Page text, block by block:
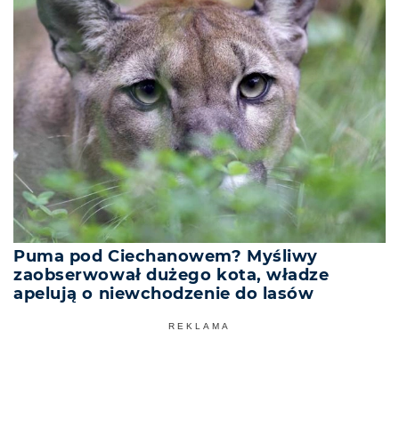
Puma pod Ciechanowem? Myśliwy
zaobserwował dużego kota, władze
apelują o niewchodzenie do lasów
REKLAMA